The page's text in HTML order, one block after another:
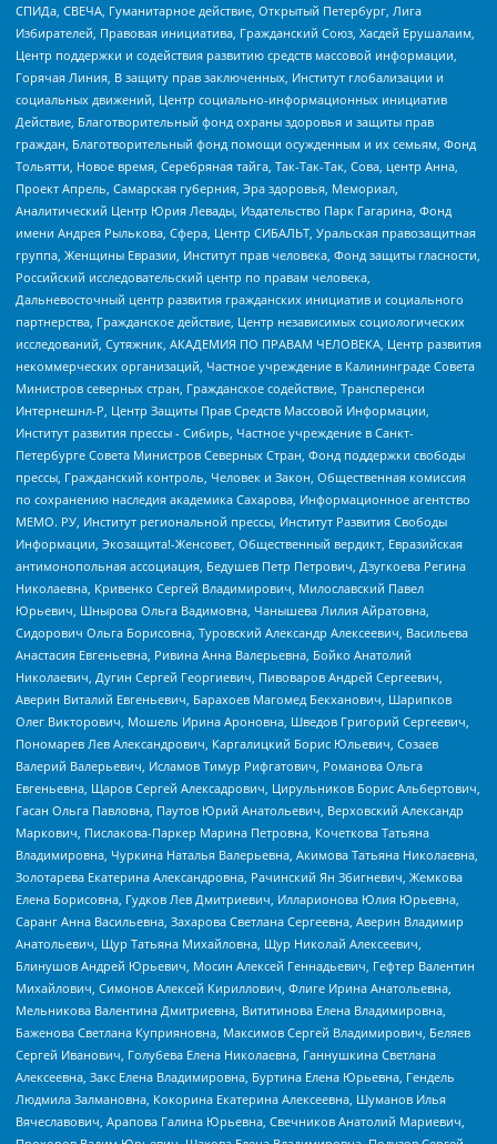
СПИДа, СВЕЧА, Гуманитарное действие, Открытый Петербург, Лига
Избирателей, Правовая инициатива, Гражданский Союз, Хасдей Ерушалаим,
Центр поддержки и содействия развитию средств массовой информации,
Горячая Линия, В защиту прав заключенных, Институт глобализации и
социальных движений, Центр социально-информационных инициатив
Действие, Благотворительный фонд охраны здоровья и защиты прав
граждан, Благотворительный фонд помощи осужденным и их семьям, Фонд
Тольятти, Новое время, Серебряная тайга, Так-Так-Так, Сова, центр Анна,
Проект Апрель, Самарская губерния, Эра здоровья, Мемориал,
Аналитический Центр Юрия Левады, Издательство Парк Гагарина, Фонд
имени Андрея Рылькова, Сфера, Центр СИБАЛЬТ, Уральская правозащитная
группа, Женщины Евразии, Институт прав человека, Фонд защиты гласности,
Российский исследовательский центр по правам человека,
Дальневосточный центр развития гражданских инициатив и социального
партнерства, Гражданское действие, Центр независимых социологических
исследований, Сутяжник, АКАДЕМИЯ ПО ПРАВАМ ЧЕЛОВЕКА, Центр развития
некоммерческих организаций, Частное учреждение в Калининграде Совета
Министров северных стран, Гражданское содействие, Трансперенси
Интернешнл-Р, Центр Защиты Прав Средств Массовой Информации,
Институт развития прессы - Сибирь, Частное учреждение в Санкт-
Петербурге Совета Министров Северных Стран, Фонд поддержки свободы
прессы, Гражданский контроль, Человек и Закон, Общественная комиссия
по сохранению наследия академика Сахарова, Информационное агентство
МЕМО. РУ, Институт региональной прессы, Институт Развития Свободы
Информации, Экозащита!-Женсовет, Общественный вердикт, Евразийская
антимонопольная ассоциация, Бедушев Петр Петрович, Дзугкоева Регина
Николаевна, Кривенко Сергей Владимирович, Милославский Павел
Юрьевич, Шнырова Ольга Вадимовна, Чанышева Лилия Айратовна,
Сидорович Ольга Борисовна, Туровский Александр Алексеевич, Васильева
Анастасия Евгеньевна, Ривина Анна Валерьевна, Бойко Анатолий
Николаевич, Дугин Сергей Георгиевич, Пивоваров Андрей Сергеевич,
Аверин Виталий Евгеньевич, Барахоев Магомед Бекханович, Шарипков
Олег Викторович, Мошель Ирина Ароновна, Шведов Григорий Сергеевич,
Пономарев Лев Александрович, Каргалицкий Борис Юльевич, Созаев
Валерий Валерьевич, Исламов Тимур Рифгатович, Романова Ольга
Евгеньевна, Щаров Сергей Алексадрович, Цирульников Борис Альбертович,
Гасан Ольга Павловна, Паутов Юрий Анатольевич, Верховский Александр
Маркович, Пислакова-Паркер Марина Петровна, Кочеткова Татьяна
Владимировна, Чуркина Наталья Валерьевна, Акимова Татьяна Николаевна,
Золотарева Екатерина Александровна, Рачинский Ян Збигневич, Жемкова
Елена Борисовна, Гудков Лев Дмитриевич, Илларионова Юлия Юрьевна,
Саранг Анна Васильевна, Захарова Светлана Сергеевна, Аверин Владимир
Анатольевич, Щур Татьяна Михайловна, Щур Николай Алексеевич,
Блинушов Андрей Юрьевич, Мосин Алексей Геннадьевич, Гефтер Валентин
Михайлович, Симонов Алексей Кириллович, Флиге Ирина Анатольевна,
Мельникова Валентина Дмитриевна, Вититинова Елена Владимировна,
Баженова Светлана Куприяновна, Максимов Сергей Владимирович, Беляев
Сергей Иванович, Голубева Елена Николаевна, Ганнушкина Светлана
Алексеевна, Закс Елена Владимировна, Буртина Елена Юрьевна, Гендель
Людмила Залмановна, Кокорина Екатерина Алексеевна, Шуманов Илья
Вячеславович, Арапова Галина Юрьевна, Свечников Анатолий Мариевич,